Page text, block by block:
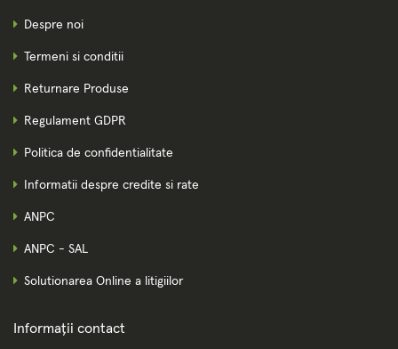
Despre noi
Termeni si conditii
Returnare Produse
Regulament GDPR
Politica de confidentialitate
Informatii despre credite si rate
ANPC
ANPC - SAL
Solutionarea Online a litigiilor
Informații contact